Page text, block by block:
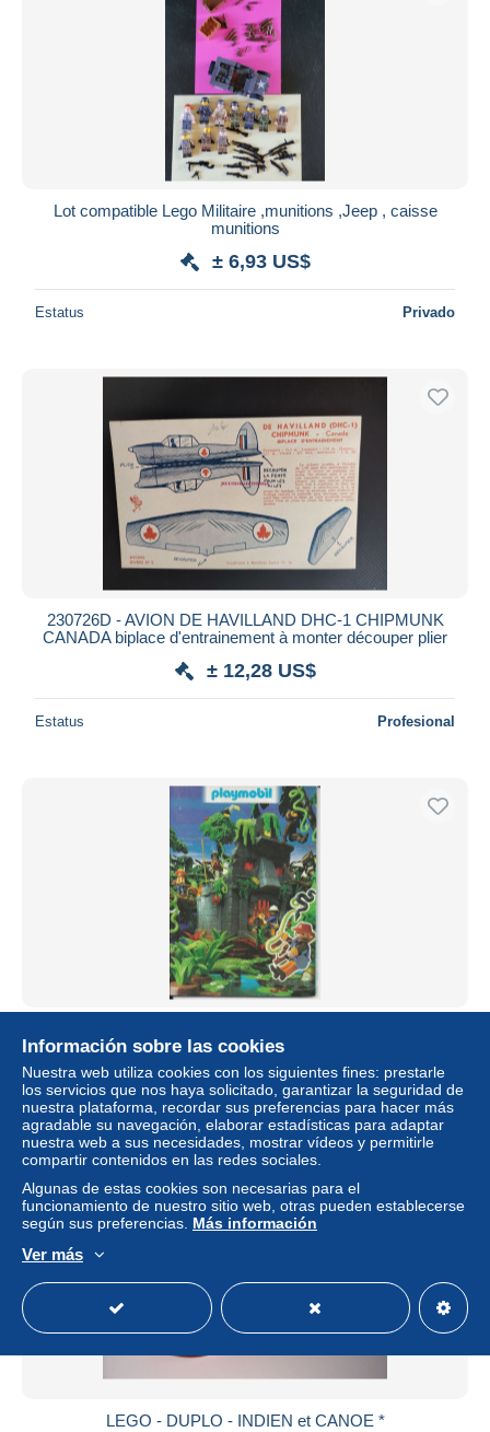
Lot compatible Lego Militaire ,munitions ,Jeep , caisse
munitions
± 6,93 US$
Estatus Privado
230726D - AVION DE HAVILLAND DHC-1 CHIPMUNK
CANADA biplace d'entrainement à monter découper plier
± 12,28 US$
Estatus Profesional
± 1,72 US$
Estatus Privado
LEGO - DUPLO - INDIEN et CANOE *
Información sobre las cookies
Nuestra web utiliza cookies con los siguientes fines: prestarle
los servicios que nos haya solicitado, garantizar la seguridad de
nuestra plataforma, recordar sus preferencias para hacer más
agradable su navegación, elaborar estadísticas para adaptar
nuestra web a sus necesidades, mostrar vídeos y permitirle
compartir contenidos en las redes sociales.
Algunas de estas cookies son necesarias para el
funcionamiento de nuestro sitio web, otras pueden establecerse
según sus preferencias. Más información
Ver más